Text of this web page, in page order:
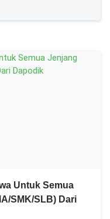
Untuk Semua
SMK/SLB) Dari